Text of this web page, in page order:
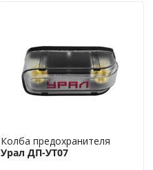
Колба предохранителя
Урал ДП-УТ07